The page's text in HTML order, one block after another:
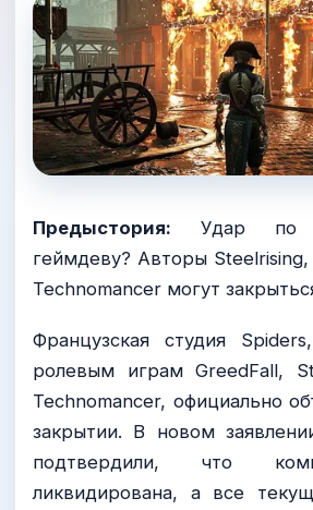
Предыстория: Удар по
геймдеву? Авторы
Technomancer могут
Французская студия
ролевым играм GreedFall,
Technomancer, официально
закрытии. В новом
подтвердили, что
ликвидирована, а все